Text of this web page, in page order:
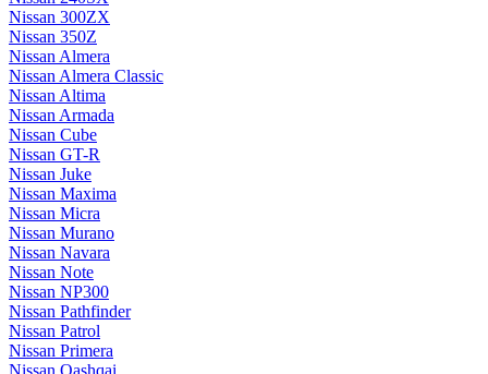
Nissan 300ZX
Nissan 350Z
Nissan Almera
Nissan Almera Classic
Nissan Altima
Nissan Armada
Nissan Cube
Nissan GT-R
Nissan Juke
Nissan Maxima
Nissan Micra
Nissan Murano
Nissan Navara
Nissan Note
Nissan NP300
Nissan Pathfinder
Nissan Patrol
Nissan Primera
Nissan Qashqai